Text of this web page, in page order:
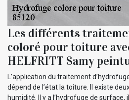
Les différents
coloré pour toiture
HELFRITT Samy
L’application du traitement
dépend de l’état la toiture. Il existe
humidité. Il y a l’hydrofuge de surface,